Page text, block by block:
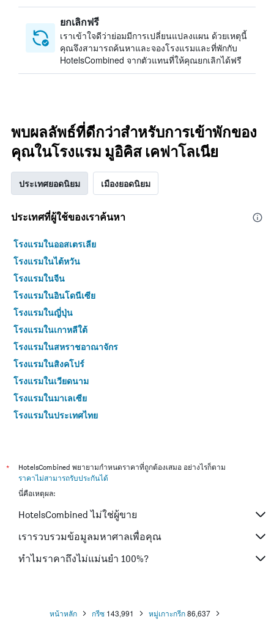
ยกเลิกฟรี
เราเข้าใจดีว่าย่อมมีการเปลี่ยนแปลงแผน ด้วยเหตุนี้
คุณจึงสามารถค้นหาและจองโรงแรมและที่พักกับ
HotelsCombined จากตัวแทนที่ให้คุณยกเลิกได้ฟรี
พบผลลัพธ์ที่ดีกว่าสำหรับการเข้าพักของ
คุณในโรงแรม มูอิคิส เคฟาโลเนีย
ประเทศยอดนิยม เมืองยอดนิยม
ประเทศที่ผู้ใช้ของเราค้นหา
โรงแรมในออสเตรเลีย
โรงแรมในไต้หวัน
โรงแรมในจีน
โรงแรมในอินโดนีเซีย
โรงแรมในญี่ปุ่น
โรงแรมในเกาหลีใต้
โรงแรมในสหราชอาณาจักร
โรงแรมในสิงคโปร์
โรงแรมในเวียดนาม
โรงแรมในมาเลเซีย
โรงแรมในประเทศไทย
*
HotelsCombined พยายามกำหนดราคาที่ถูกต้องเสมอ อย่างไรก็ตาม
ราคาไม่สามารถรับประกันได้
นี่คือเหตุผล:
HotelsCombined ไม่ใช่ผู้ขาย
เรารวบรวมข้อมูลมหาศาลเพื่อคุณ
ทำไมราคาถึงไม่แม่นยำ 100%?
หน้าหลัก กรีซ 143,991 หมู่เกาะกรีก 86,637